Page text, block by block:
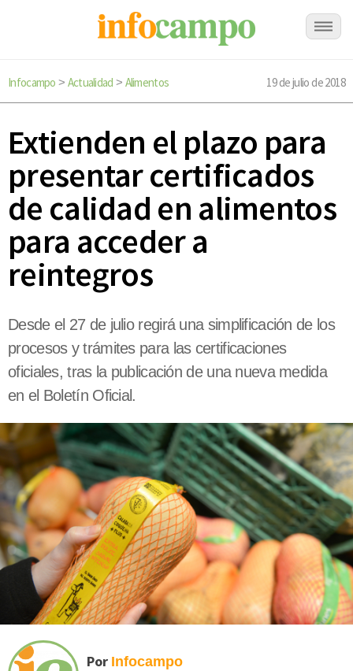
Infocampo > Actualidad > Alimentos 19 de julio de 2018
Extienden el plazo para
presentar certificados
de calidad en alimentos
para acceder a
reintegros
Desde el 27 de julio regirá una simplificación de los
procesos y trámites para las certificaciones
oficiales, tras la publicación de una nueva medida
en el Boletín Oficial.
Por Infocampo